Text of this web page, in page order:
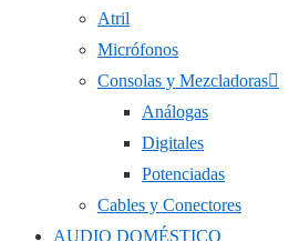
Atril
Micrófonos
Consolas y Mezcladoras
Análogas
Digitales
Potenciadas
Cables y Conectores
AUDIO DOMÉSTICO